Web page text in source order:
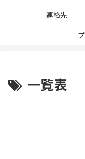
連絡先
一覧表